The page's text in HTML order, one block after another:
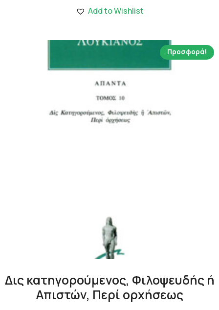
1,272.00 €.
Add to Wishlist
Προσφορά!
Δις κατηγορούμενος, Φιλοψευδής ή
Απιστών, Περί ορχήσεως